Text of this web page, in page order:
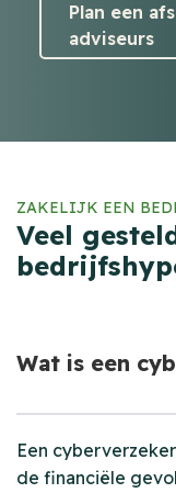
Plan een
adviseurs
ZAKELIJK EEN
Veel
Wat is een
Een
de financiële